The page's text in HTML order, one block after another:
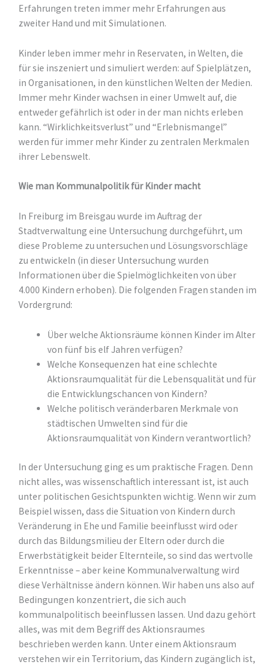
Erfahrungen treten immer mehr Erfahrungen aus
zweiter Hand und mit Simulationen.
Kinder leben immer mehr in Reservaten, in Welten, die
für sie inszeniert und simuliert werden: auf Spielplätzen,
in Organisationen, in den künstlichen Welten der Medien.
Immer mehr Kinder wachsen in einer Umwelt auf, die
entweder gefährlich ist oder in der man nichts erleben
kann. “Wirklichkeitsverlust” und “Erlebnismangel”
werden für immer mehr Kinder zu zentralen Merkmalen
ihrer Lebenswelt.
Wie man Kommunalpolitik für Kinder macht
In Freiburg im Breisgau wurde im Auftrag der
Stadtverwaltung eine Untersuchung durchgeführt, um
diese Probleme zu untersuchen und Lösungsvorschläge
zu entwickeln (in dieser Untersuchung wurden
Informationen über die Spielmöglichkeiten von über
4.000 Kindern erhoben). Die folgenden Fragen standen im
Vordergrund:
Über welche Aktionsräume können Kinder im Alter
von fünf bis elf Jahren verfügen?
Welche Konsequenzen hat eine schlechte
Aktionsraumqualität für die Lebensqualität und für
die Entwicklungschancen von Kindern?
Welche politisch veränderbaren Merkmale von
städtischen Umwelten sind für die
Aktionsraumqualität von Kindern verantwortlich?
In der Untersuchung ging es um praktische Fragen. Denn
nicht alles, was wissenschaftlich interessant ist, ist auch
unter politischen Gesichtspunkten wichtig. Wenn wir zum
Beispiel wissen, dass die Situation von Kindern durch
Veränderung in Ehe und Familie beeinflusst wird oder
durch das Bildungsmilieu der Eltern oder durch die
Erwerbstätigkeit beider Elternteile, so sind das wertvolle
Erkenntnisse – aber keine Kommunalverwaltung wird
diese Verhältnisse ändern können. Wir haben uns also auf
Bedingungen konzentriert, die sich auch
kommunalpolitisch beeinflussen lassen. Und dazu gehört
alles, was mit dem Begriff des Aktionsraumes
beschrieben werden kann. Unter einem Aktionsraum
verstehen wir ein Territorium, das Kindern zugänglich ist,